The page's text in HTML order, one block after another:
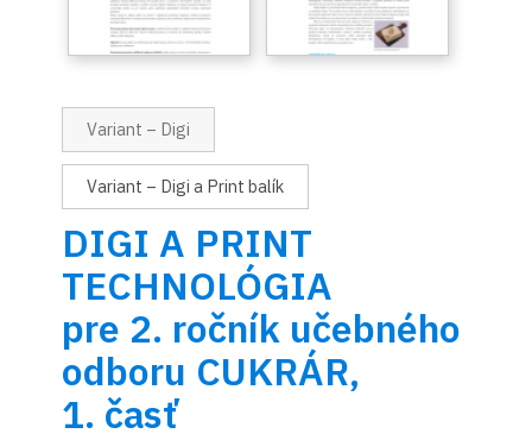
Variant – Digi
Variant – Digi a Print balík
DIGI A PRINT
TECHNOLÓGIA
pre 2. ročník učebného
odboru CUKRÁR,
1. časť